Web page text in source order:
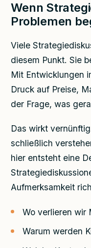
Wenn
Problemen
Viele
diesem Punkt. Sie
Mit Entwicklungen
Druck auf Preise,
der Frage, was
Das wirkt
schließlich
hier entsteht eine
Aufmerksamkeit
Wo verlieren wir
Warum werden